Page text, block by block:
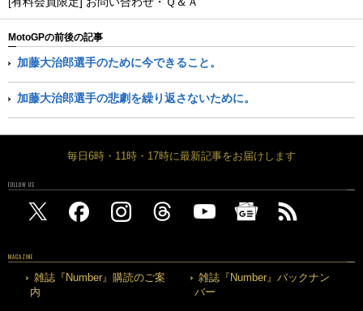
MotoGPの前後の記事
加藤大治郎選手のために今できること。
加藤大治郎選手の悲劇を繰り返さないために。
毎日6時・11時・17時に最新記事をお届けします
FOLLOW US
MAGAZINE
雑誌『Number』購読のご案
内
雑誌『Number』バックナン
バー